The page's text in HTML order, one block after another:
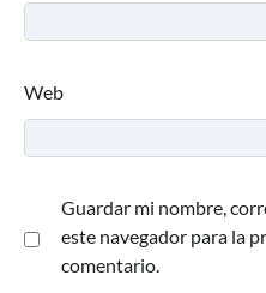
Web
Guardar mi nombre,
este navegador para la
comentario.